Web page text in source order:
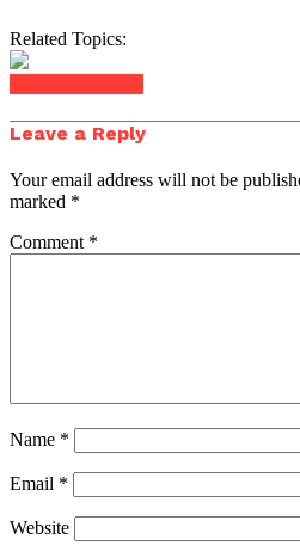
Related Topics:
Leave a Reply
Your email address will not be
marked *
Comment *
Name *
Email *
Website